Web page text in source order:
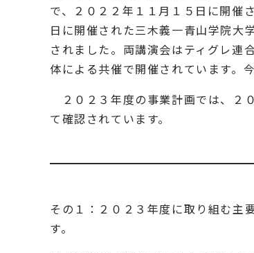
で、２０２２年１１月１５日に開催
日に開催された三木義一青山学院大
されました。両講演会はティグレ連
体による共催で開催されています。
２０２３年度の事業計画では、２
て確認されています。
その１：２０２３年度に取り組む主
す。